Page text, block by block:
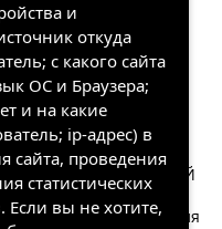
КРАЕВЕДЧЕСКИЙ
защищены.
необходима для
и
откуда
с какого сайта
ОС и Браузера;
и на какие
ip-адрес) в
сайта, проведения
статистических
Если вы не хотите,